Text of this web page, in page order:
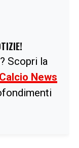
Scopri la
News